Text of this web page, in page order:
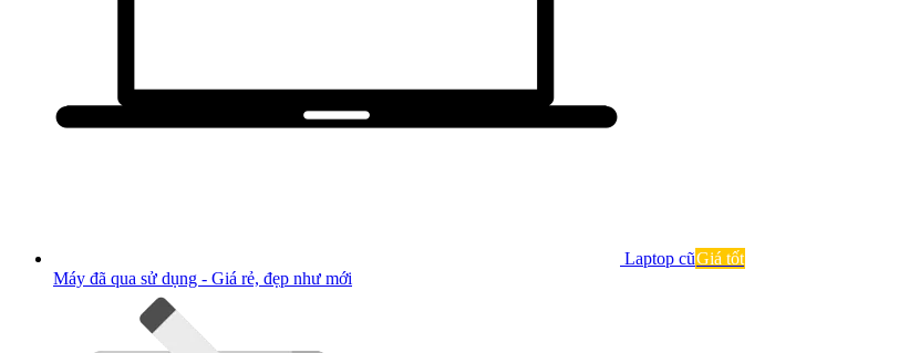
Laptop cũGiá tốt
Máy đã qua sử dụng - Giá rẻ, đẹp như mới